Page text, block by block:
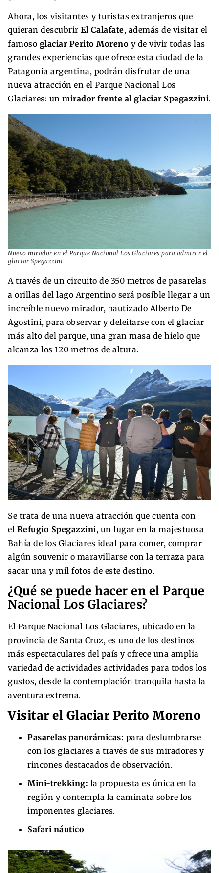
Ahora, los visitantes y turistas extranjeros que
quieran descubrir El Calafate, además de visitar el
famoso glaciar Perito Moreno y de vivir todas las
grandes experiencias que ofrece esta ciudad de la
Patagonia argentina, podrán disfrutar de una
nueva atracción en el Parque Nacional Los
Glaciares: un mirador frente al glaciar Spegazzini.
Nuevo mirador en el Parque Nacional Los Glaciares para admirar el
glaciar Spegazzini
A través de un circuito de 350 metros de pasarelas
a orillas del lago Argentino será posible llegar a un
increíble nuevo mirador, bautizado Alberto De
Agostini, para observar y deleitarse con el glaciar
más alto del parque, una gran masa de hielo que
alcanza los 120 metros de altura.
Se trata de una nueva atracción que cuenta con
el Refugio Spegazzini, un lugar en la majestuosa
Bahía de los Glaciares ideal para comer, comprar
algún souvenir o maravillarse con la terraza para
sacar una y mil fotos de este destino.
¿Qué se puede hacer en el Parque
Nacional Los Glaciares?
El Parque Nacional Los Glaciares, ubicado en la
provincia de Santa Cruz, es uno de los destinos
más espectaculares del país y ofrece una amplia
variedad de actividades actividades para todos los
gustos, desde la contemplación tranquila hasta la
aventura extrema.
Visitar el Glaciar Perito Moreno
Pasarelas panorámicas: para deslumbrarse
con los glaciares a través de sus miradores y
rincones destacados de observación.
Mini-trekking: la propuesta es única en la
región y contempla la caminata sobre los
imponentes glaciares.
Safari náutico